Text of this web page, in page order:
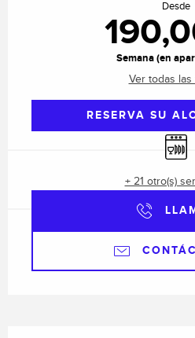
Desde
Semana (en
Ver todas las
RESERVA SU
+ 21 otro(s)